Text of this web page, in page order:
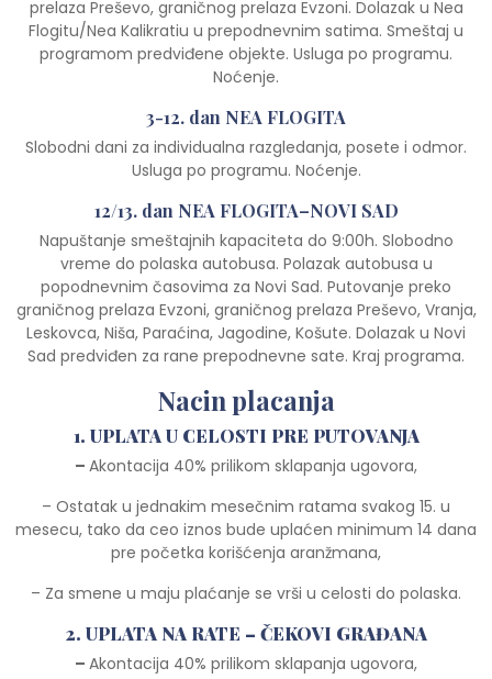
prelaza Preševo, graničnog prelaza Evzoni. Dolazak u Nea
Flogitu/Nea Kalikratiu u prepodnevnim satima. Smeštaj u
programom predviđene objekte. Usluga po programu.
Noćenje.
3-12. dan NEA FLOGITA
Slobodni dani za individualna razgledanja, posete i odmor.
Usluga po programu. Noćenje.
12/13. dan NEA FLOGITA–NOVI SAD
Napuštanje smeštajnih kapaciteta do 9:00h. Slobodno
vreme do polaska autobusa. Polazak autobusa u
popodnevnim časovima za Novi Sad. Putovanje preko
graničnog prelaza Evzoni, graničnog prelaza Preševo, Vranja,
Leskovca, Niša, Paraćina, Jagodine, Košute. Dolazak u Novi
Sad predviđen za rane prepodnevne sate. Kraj programa.
Nacin placanja
1. UPLATA U CELOSTI PRE PUTOVANJA
– Akontacija 40% prilikom sklapanja ugovora,
– Ostatak u jednakim mesečnim ratama svakog 15. u
mesecu, tako da ceo iznos bude uplaćen minimum 14 dana
pre početka korišćenja aranžmana,
– Za smene u maju plaćanje se vrši u celosti do polaska.
2. UPLATA NA RATE – ČEKOVI GRAĐANA
– Akontacija 40% prilikom sklapanja ugovora,